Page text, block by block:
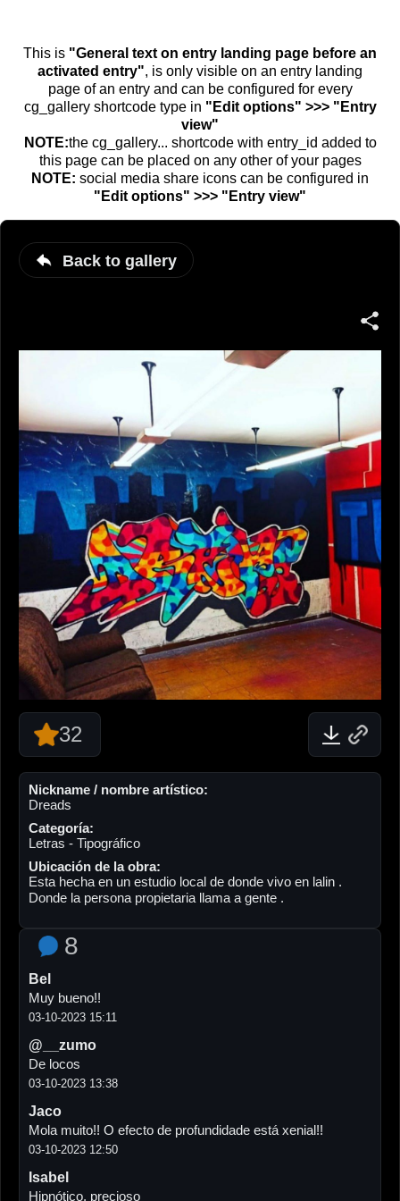
This is "General text on entry landing page before an
activated entry", is only visible on an entry landing
page of an entry and can be configured for every
cg_gallery shortcode type in "Edit options" >>> "Entry
view"
NOTE:the cg_gallery... shortcode with entry_id added to
this page can be placed on any other of your pages
NOTE: social media share icons can be configured in
"Edit options" >>> "Entry view"
Back to gallery
32
Nickname / nombre artístico:
Dreads
Categoría:
Letras - Tipográfico
Ubicación de la obra:
Esta hecha en un estudio local de donde vivo en lalin .
Donde la persona propietaria llama a gente .
8
Bel
Muy bueno!!
03-10-2023 15:11
@__zumo
De locos
03-10-2023 13:38
Jaco
Mola muito!! O efecto de profundidade está xenial!!
03-10-2023 12:50
Isabel
Hipnótico, precioso